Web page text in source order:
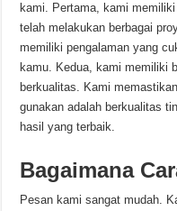
kami. Pertama, kami
telah melakukan berbagai
memiliki pengalaman yang
kamu. Kedua, kami memiliki
berkualitas. Kami
gunakan adalah berkualitas
hasil yang terbaik.
Bagaimana
Pesan kami sangat mudah.